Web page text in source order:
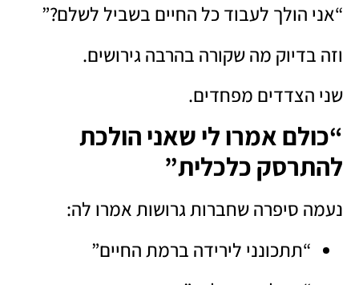
“אני הולך לעבוד כל החיים בשביל לשלם?”
וזה בדיוק מה שקורה בהרבה גירושים.
שני הצדדים מפחדים.
“כולם אמרו לי שאני הולכת
להתרסק כלכלית”
נעמה סיפרה שחברות גרושות אמרו לה:
“תתכונני לירידה ברמת החיים”